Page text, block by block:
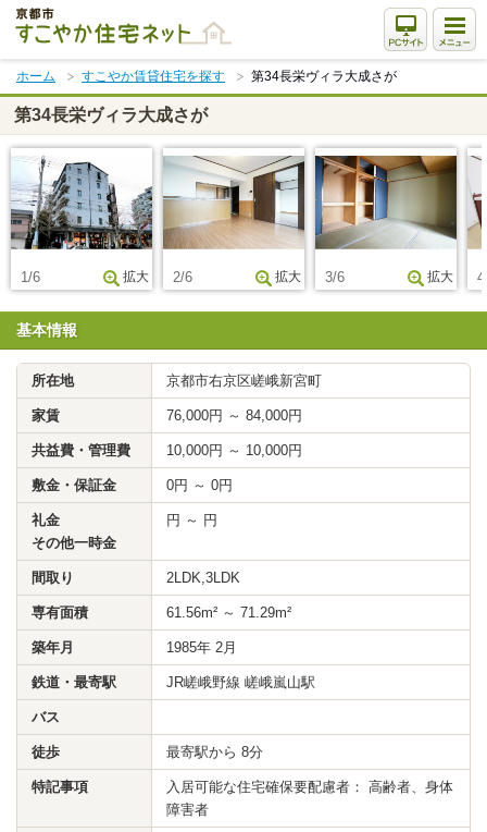
本
文
ま
で
ス
キ
ッ
プ
ホーム すこやか賃貸住宅を探す 第34長栄ヴィラ大成さが
第34長栄ヴィラ大成さが
1/6 拡大 2/6 拡大 3/6 拡大
基本情報
所在地 京都市右京区嵯峨新宮町
家賃 76,000円 ～ 84,000円
共益費・管理費 10,000円 ～ 10,000円
敷金・保証金 0円 ～ 0円
礼金
その他一時金
円 ～ 円
間取り 2LDK,3LDK
専有面積 61.56m² ～ 71.29m²
築年月 1985年 2月
鉄道・最寄駅 JR嵯峨野線 嵯峨嵐山駅
バス
徒歩 最寄駅から 8分
特記事項
入居可能な住宅確保要配慮者： 高齢者、身体
障害者